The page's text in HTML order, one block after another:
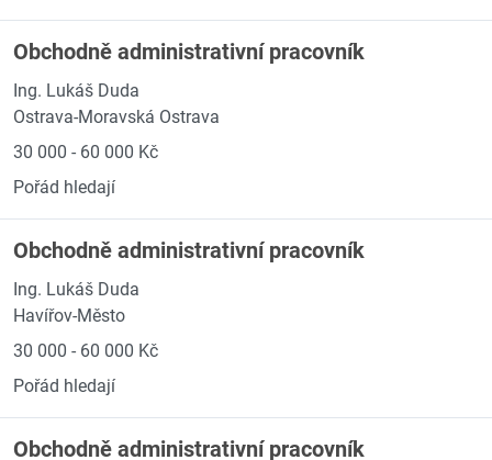
Obchodně administrativní pracovník
Ing. Lukáš Duda
Ostrava-Moravská Ostrava
30 000 - 60 000 Kč
Pořád hledají
Obchodně administrativní pracovník
Ing. Lukáš Duda
Havířov-Město
30 000 - 60 000 Kč
Pořád hledají
Obchodně administrativní pracovník